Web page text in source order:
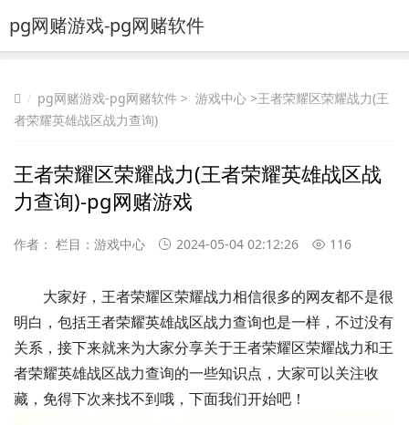
pg网赌游戏-pg网赌软件
pg网赌游戏-pg网赌软件 > 游戏中心 >王者荣耀区荣耀战力(王
者荣耀英雄战区战力查询)
王者荣耀区荣耀战力(王者荣耀英雄战区战
力查询)-pg网赌游戏
作者： 栏目： 游戏中心 2024-05-04 02:12:26 116
大家好，王者荣耀区荣耀战力相信很多的网友都不是很
明白，包括王者荣耀英雄战区战力查询也是一样，不过没有
关系，接下来就来为大家分享关于王者荣耀区荣耀战力和王
者荣耀英雄战区战力查询的一些知识点，大家可以关注收
藏，免得下次来找不到哦，下面我们开始吧！